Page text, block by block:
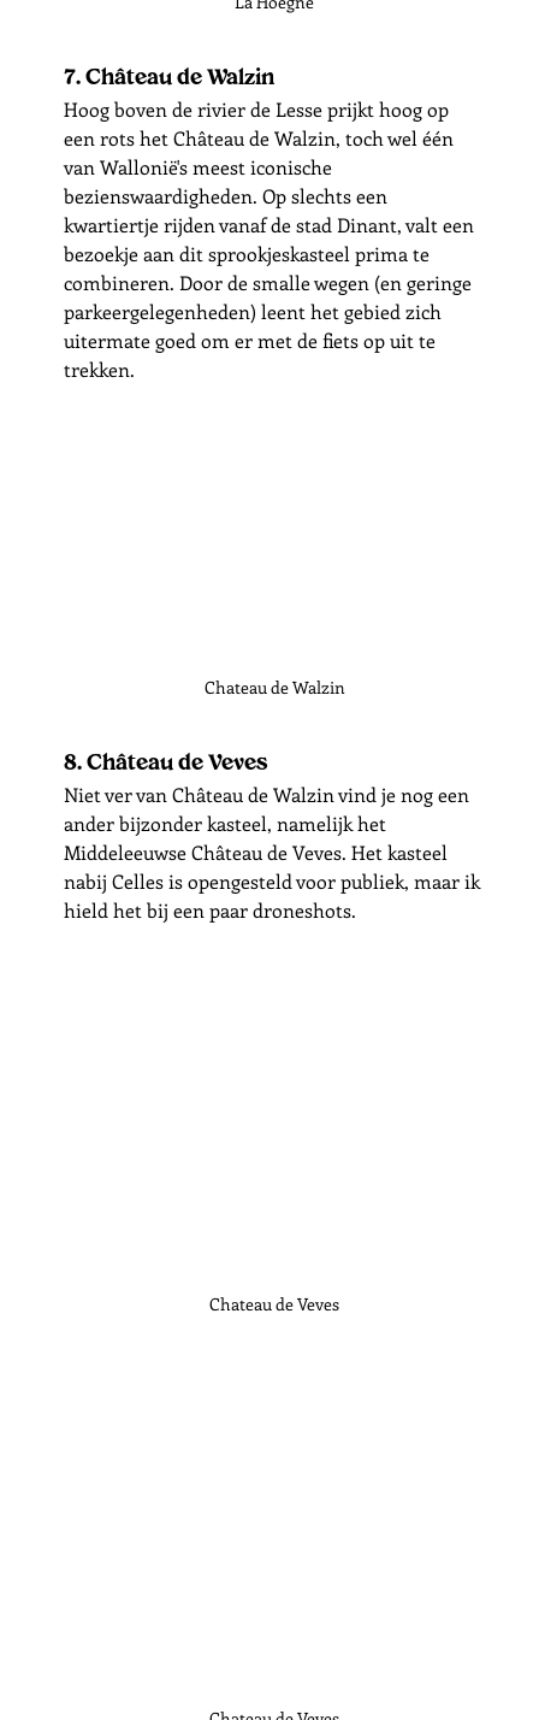
7. Château de Walzin
Hoog boven de rivier de Lesse prijkt hoog op
een rots het Château de Walzin, toch wel één
van Wallonië's meest iconische
bezienswaardigheden. Op slechts een
kwartiertje rijden vanaf de stad Dinant, valt een
bezoekje aan dit sprookjeskasteel prima te
combineren. Door de smalle wegen (en geringe
parkeergelegenheden) leent het gebied zich
uitermate goed om er met de fiets op uit te
trekken.
Chateau de Walzin
8. Château de Veves
Niet ver van Château de Walzin vind je nog een
ander bijzonder kasteel, namelijk het
Middeleeuwse Château de Veves. Het kasteel
nabij Celles is opengesteld voor publiek, maar ik
hield het bij een paar droneshots.
Chateau de Veves